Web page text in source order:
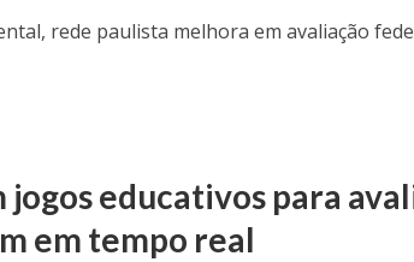
rede paulista melhora em avaliação
jogos educativos para
em tempo real